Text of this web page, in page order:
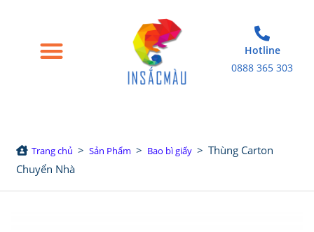
Hotline
0888 365 303
Trang chủ > Sản Phẩm > Bao bì giấy > Thùng Carton
Chuyển Nhà